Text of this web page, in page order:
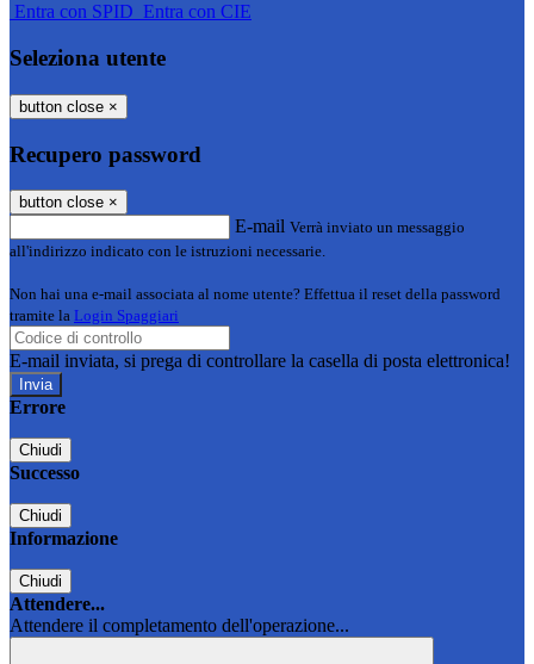
Entra con SPID Entra con CIE
Seleziona utente
button close ×
Recupero password
button close ×
E-mail Verrà inviato un messaggio
all'indirizzo indicato con le istruzioni necessarie.
Non hai una e-mail associata al nome utente? Effettua il reset della password
tramite la Login Spaggiari
E-mail inviata, si prega di controllare la casella di posta elettronica!
Errore
Chiudi
Successo
Chiudi
Informazione
Chiudi
Attendere...
Attendere il completamento dell'operazione...